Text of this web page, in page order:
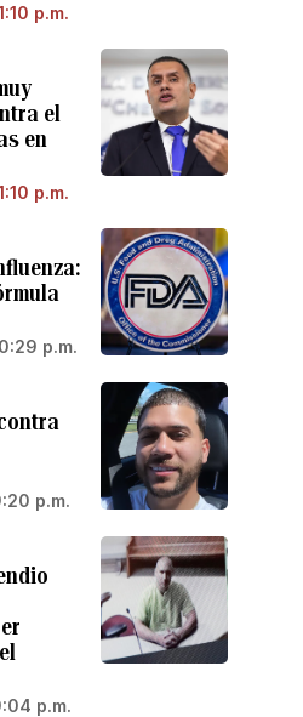
p.m.
el
en
p.m.
p.m.
p.m.
p.m.